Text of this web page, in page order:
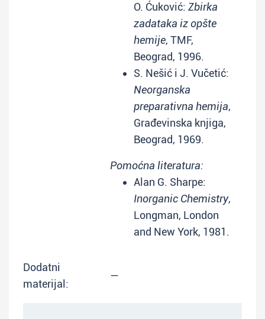
O. Ćuković: Zbirka
zadataka iz opšte
hemije, TMF,
Beograd, 1996.
S. Nešić i J. Vučetić:
Neorganska
preparativna hemija,
Građevinska knjiga,
Beograd, 1969.
Pomoćna literatura:
Alan G. Sharpe:
Inorganic Chemistry,
Longman, London
and New York, 1981.
Dodatni
materijal:
—